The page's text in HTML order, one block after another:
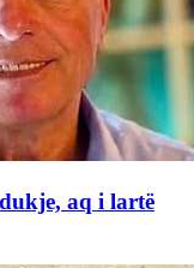
aq i lartë